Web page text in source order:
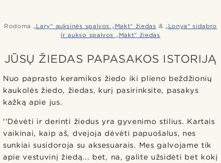
Rodoma „Lary“ auksinės spalvos „Makt“ žiedas & „Lonya“ sidabro
ir aukso spalvos „Makt“ žiedas
JŪSŲ ŽIEDAS PAPASAKOS ISTORIJĄ
Nuo paprasto keramikos žiedo iki plieno beždžionių
kaukolės žiedo, žiedas, kurį pasirinksite, pasakys
kažką apie jus.
''Dėvėti ir derinti žiedus yra gyvenimo stilius. Kartais
vaikinai, kaip aš, dvejoja dėvėti papuošalus, nes
sunkiai susidoroja su aksesuarais. Mes galvojame tik
apie vestuvinį žiedą... bet, na, galite užsidėti bet kokį